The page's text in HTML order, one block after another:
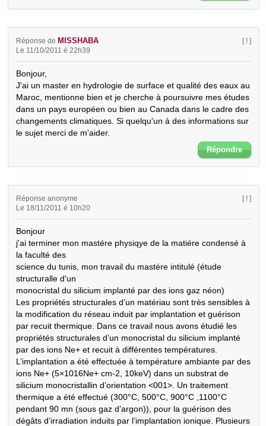
Réponse de MISSHABA
Le 11/10/2011 é 22h39
[ ! ]
Bonjour,
J'ai un master en hydrologie de surface et qualité des eaux au
Maroc, mentionne bien et je cherche à poursuivre mes études
dans un pays européen ou bien au Canada dans le cadre des
changements climatiques. Si quelqu'un à des informations sur
le sujet merci de m'aider.
Répondre
Réponse anonyme
Le 18/11/2011 é 10h20
[ ! ]
Bonjour
j'ai terminer mon mastére physiqye de la matiére condensé à
la faculté des
science du tunis, mon travail du mastére intitulé (étude
structuralle d'un
monocristal du silicium implanté par des ions gaz néon)
Les propriétés structurales d’un matériau sont très sensibles à
la modification du réseau induit par implantation et guérison
par recuit thermique. Dans ce travail nous avons étudié les
propriétés structurales d’un monocristal du silicium implanté
par des ions Ne+ et recuit à différentes températures.
L’implantation a été effectuée à température ambiante par des
ions Ne+ (5×1016Ne+ cm-2, 10keV) dans un substrat de
silicium monocristallin d’orientation <001>. Un traitement
thermique a été effectué (300°C, 500°C, 900°C ,1100°C
pendant 90 mn (sous gaz d’argon)), pour la guérison des
dégâts d’irradiation induits par l’implantation ionique. Plusieurs